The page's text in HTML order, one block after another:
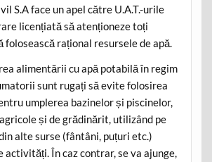
S.A face un apel către U.A.T.-urile
licențiată să atenționeze toți
folosească rațional resursele de apă.
alimentării cu apă potabilă în regim
sunt rugați să evite folosirea
umplerea bazinelor și piscinelor,
și de grădinărit, utilizând pe
alte surse (fântâni, puțuri etc.)
activități. În caz contrar, se va ajunge,